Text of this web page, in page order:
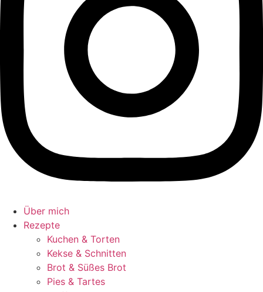
Über mich
Rezepte
Kuchen & Torten
Kekse & Schnitten
Brot & Süßes Brot
Pies & Tartes